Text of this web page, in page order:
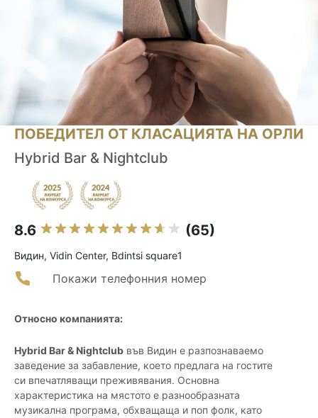
ПОБЕДИТЕЛ ОТ КЛАСАЦИЯТА НА ОРЛИ
Hybrid Bar & Nightclub
8.6 (65)
Видин, Vidin Center, Bdintsi square1
Покажи телефонния номер
Относно компанията:
Hybrid Bar & Nightclub във Видин е разпознаваемо
заведение за забавление, което предлага на гостите
си впечатляващи преживявания. Основна
характеристика на мястото е разнообразната
музикална програма, обхващаща и поп фолк, като